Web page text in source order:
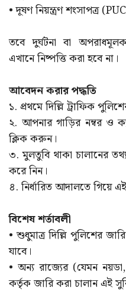
• দূষণ নিয়ন্ত্রণ শংসাপত্র
তবে দুর্ঘটনা বা
এখানে নিষ্পত্তি করা হবে না।
আবেদন করার পদ্ধতি
১. প্রথমে দিল্লি ট্রাফিক
২. আপনার গাড়ির নম্বর ও
ক্লিক করুন।
৩. মুলতুবি থাকা চালানের
করে নিন।
৪. নির্ধারিত আদালতে গিয়ে
বিশেষ শর্তাবলী
• শুধুমাত্র দিল্লি পুলিশের
যাবে।
• অন্য রাজ্যের (যেমন
কর্তৃক জারি করা চালান এই